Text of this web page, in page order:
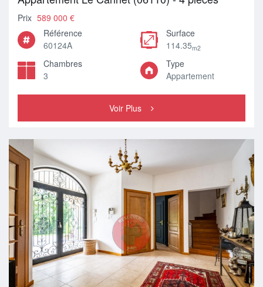
Prix 589 000 €
Référence
60124A
Surface
114.35m2
Chambres
3
Type
Appartement
Voir Plus